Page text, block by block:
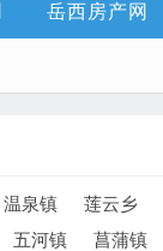
岳西房产网
温泉镇 莲云乡
五河镇 菖蒲镇